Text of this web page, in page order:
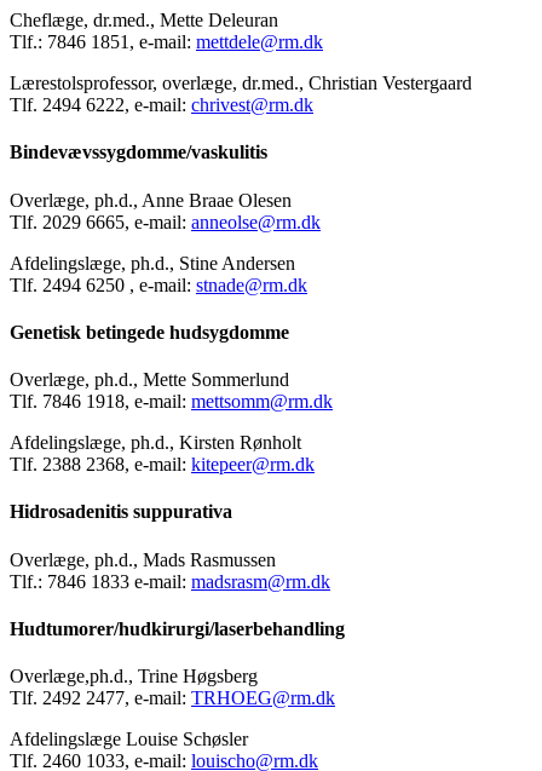
Cheflæge, dr.med., Mette Deleuran
Tlf.: 7846 1851, e-mail: mettdele@rm.dk
Lærestolsprofessor, overlæge, dr.med., Christian Vestergaard
Tlf. 2494 6222, e-mail: chrivest@rm.dk
Bindevævssygdomme/vaskulitis
Overlæge, ph.d., Anne Braae Olesen
Tlf. 2029 6665, e-mail: anneolse@rm.dk
Afdelingslæge, ph.d., Stine Andersen
Tlf. 2494 6250 , e-mail: stnade@rm.dk
Genetisk betingede hudsygdomme
Overlæge, ph.d., Mette Sommerlund
Tlf. 7846 1918, e-mail: mettsomm@rm.dk
Afdelingslæge, ph.d., Kirsten Rønholt
Tlf. 2388 2368, e-mail: kitepeer@rm.dk
Hidrosadenitis suppurativa
Overlæge, ph.d., Mads Rasmussen
Tlf.: 7846 1833 e-mail: madsrasm@rm.dk
Hudtumorer/hudkirurgi/laserbehandling
Overlæge,ph.d., Trine Høgsberg
Tlf. 2492 2477, e-mail: TRHOEG@rm.dk
Afdelingslæge Louise Schøsler
Tlf. 2460 1033, e-mail: louischo@rm.dk